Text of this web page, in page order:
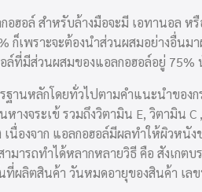
อฮอล์ สำหรับล้างมือจะมี เอทานอล
ก็เพราะจะต้องนำส่วนผสมอย่างอื่นม
ล์ที่มีส่วนผสมของแอลกอฮอล์อยู่ 75%
ฐานหลักโดยทั่วไปตามคำแนะนำของ
นหางจระเข้ รวมถึงวิตามิน E, วิตามิ
เนื่องจาก แอลกอฮอล์มีผลทำให้ผิวหนัง
ามารถทำได้หลากหลายวิธี คือ สังเก
ที่ผลิตสินค้า วันหมดอายุของสินค้า เล